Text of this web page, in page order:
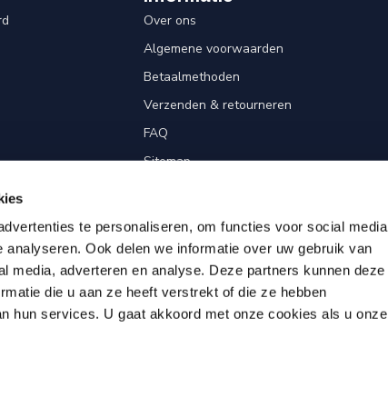
te personaliseren, om functies voor social media
Ook delen we informatie over uw gebruik van
media, adverteren en analyse. Deze partners kunnen deze
die u aan ze heeft verstrekt of die ze hebben
hun services. U gaat akkoord met onze cookies als u onze
Over ons
Algemene voorwaarden
Betaalmethoden
Verzenden & retourneren
FAQ
Sitemap
Cookies
Disclaimer